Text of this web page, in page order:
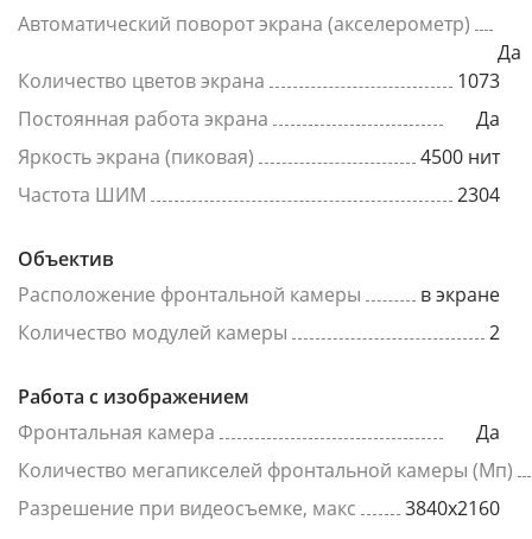
Автоматический поворот экрана (акселерометр)
Да
Количество цветов экрана
1073
Постоянная работа экрана
Да
Яркость экрана (пиковая)
4500 нит
Частота ШИМ
2304
Объектив
Расположение фронтальной камеры
в экране
Количество модулей камеры
2
Работа с изображением
Фронтальная камера
Да
Количество мегапикселей фронтальной камеры (Мп)
Разрешение при видеосъемке, макс
3840x2160